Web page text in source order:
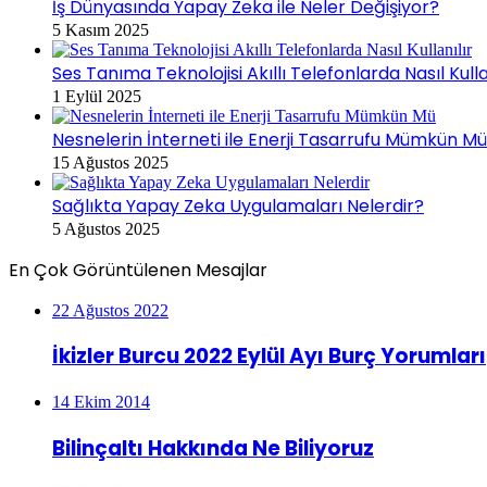
İş Dünyasında Yapay Zeka ile Neler Değişiyor?
5 Kasım 2025
Ses Tanıma Teknolojisi Akıllı Telefonlarda Nasıl
1 Eylül 2025
Nesnelerin İnterneti ile Enerji Tasarrufu Mümkün
15 Ağustos 2025
Sağlıkta Yapay Zeka Uygulamaları Nelerdir?
5 Ağustos 2025
En Çok Görüntülenen Mesajlar
22 Ağustos 2022
İkizler Burcu 2022 Eylül Ayı Burç Yorumları
14 Ekim 2014
Bilinçaltı Hakkında Ne Biliyoruz